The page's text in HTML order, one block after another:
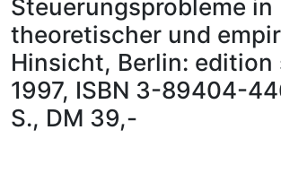
Leitlinien
Zurück zur Startseite
Steuerungsprobleme in
theoretischer und
Hinsicht, Berlin: edition
1997, ISBN 3-89404-
S., DM 39,-